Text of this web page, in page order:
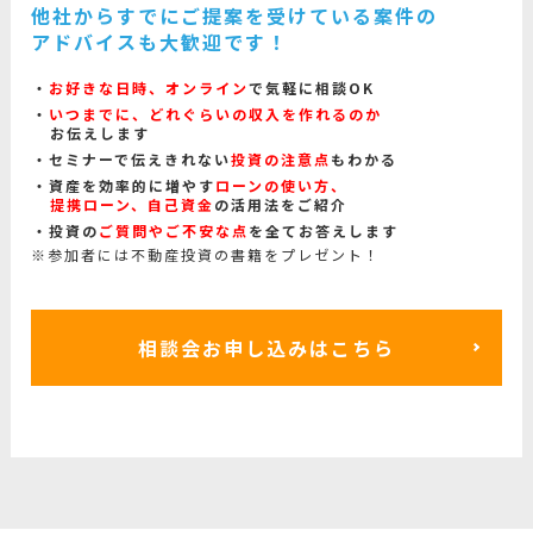
他社からすでにご提案を受けている案件の
アドバイスも大歓迎です！
お好きな日時、オンラインで気軽に相談OK
いつまでに、どれぐらいの収入を作れるのか
お伝えします
セミナーで伝えきれない投資の注意点 もわかる
資産を効率的に増やすローンの使い方、
提携ローン、自己資金の活用法をご紹介
投資のご質問やご不安な点 を全てお答えします
※参加者には不動産投資の書籍をプレゼント！
相談会お申し込みはこちら